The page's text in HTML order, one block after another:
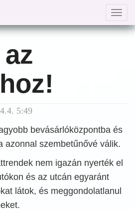
5:49
bevásárlóközpontba és
azonnal szembetűnővé válik.
nem igazán nyerték el
és az utcán egyaránt
látok, és meggondolatlanul